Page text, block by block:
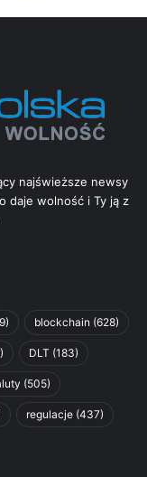
najświeższe newsy
daje wolność i Ty ją z
blockchain (628)
DLT (183)
(505)
regulacje (437)